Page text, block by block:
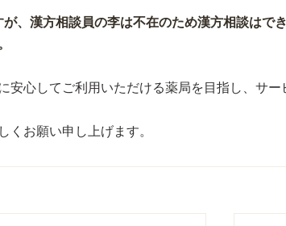
、漢方相談員の李は不在のため漢方相談はで
安心してご利用いただける薬局を目指し、サー
くお願い申し上げます。